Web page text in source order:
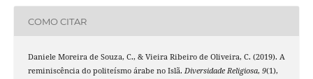
COMO CITAR
Daniele Moreira de Souza, C., & Vieira Ribeiro de Oliveira, C. (2019). A
reminiscência do politeísmo árabe no Islã. Diversidade Religiosa, 9(1),